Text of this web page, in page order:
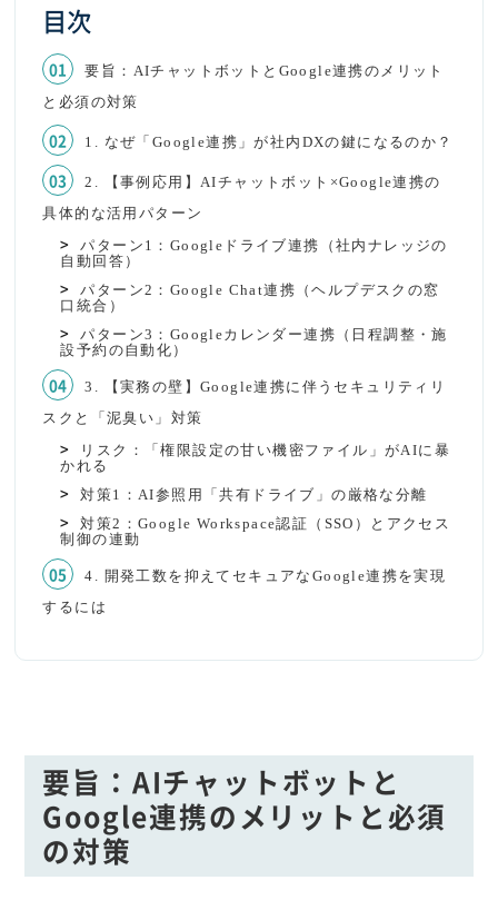
目次
要旨：AIチャットボットとGoogle連携のメリット
と必須の対策
1. なぜ「Google連携」が社内DXの鍵になるのか？
2. 【事例応用】AIチャットボット×Google連携の
具体的な活用パターン
パターン1：Googleドライブ連携（社内ナレッジの
自動回答）
パターン2：Google Chat連携（ヘルプデスクの窓
口統合）
パターン3：Googleカレンダー連携（日程調整・施
設予約の自動化）
3. 【実務の壁】Google連携に伴うセキュリティリ
スクと「泥臭い」対策
リスク：「権限設定の甘い機密ファイル」がAIに暴
かれる
対策1：AI参照用「共有ドライブ」の厳格な分離
対策2：Google Workspace認証（SSO）とアクセス
制御の連動
4. 開発工数を抑えてセキュアなGoogle連携を実現
するには
要旨：AIチャットボットと
Google連携のメリットと必須
の対策